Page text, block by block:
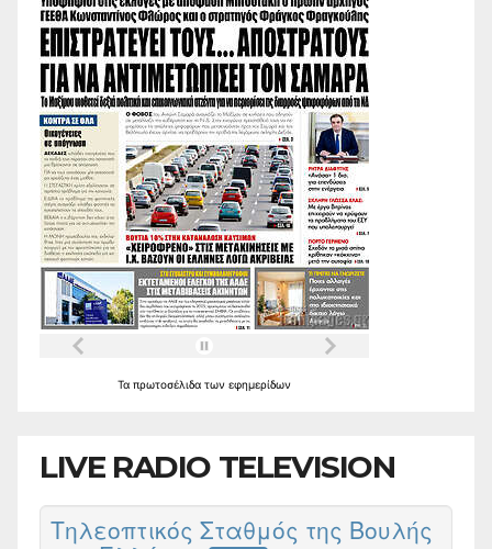
Τα πρωτοσέλιδα των εφημερίδων
LIVE RADIO TELEVISION